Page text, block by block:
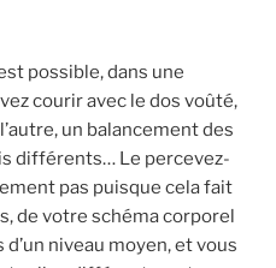
possible, dans une
courir avec le dos voûté,
un balancement des
différents… Le percevez-
pas puisque cela fait
de votre schéma corporel
niveau moyen, et vous